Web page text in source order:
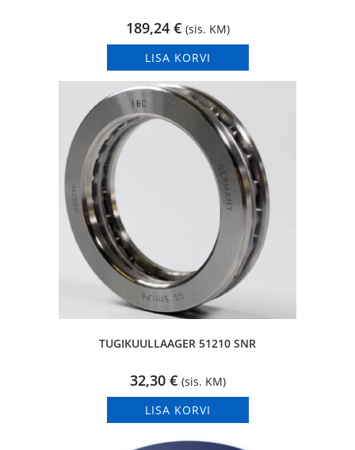
189,24 € (sis. KM)
LISA KORVI
TUGIKUULLAAGER 51210 SNR
32,30 € (sis. KM)
LISA KORVI